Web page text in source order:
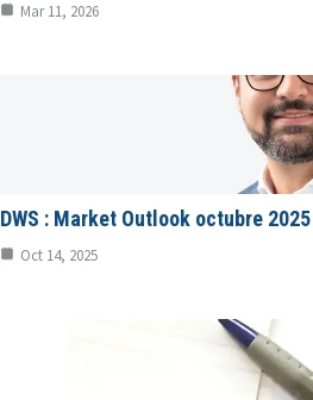
Mar 11, 2026
DWS : Market Outlook octubre 2025
Oct 14, 2025